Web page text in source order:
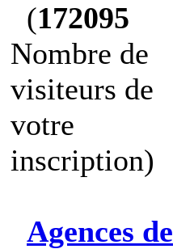
(172095
Nombre de
visiteurs de
votre
inscription)
Agences de